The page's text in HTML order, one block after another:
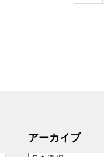
アーカイブ